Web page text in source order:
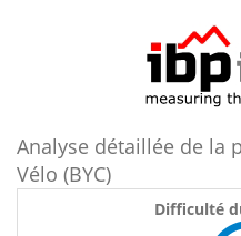
Analyse détaillée de la
Vélo (BYC)
Difficulté